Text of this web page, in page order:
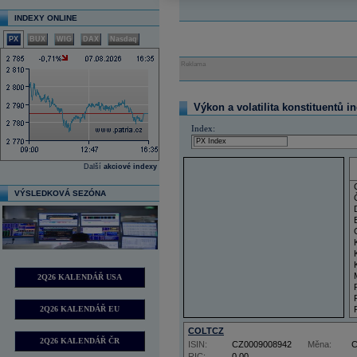
INDEXY ONLINE
PX BUX WIG DAX Nasdaq
Další akciové indexy
VÝSLEDKOVÁ SEZÓNA
2Q26 KALENDÁŘ USA
2Q26 KALENDÁŘ EU
2Q26 KALENDÁŘ ČR
Reklama
Výkon a volatilita konstituentů
Index:
COLTCZ
ISIN: CZ0009008942 Měna: